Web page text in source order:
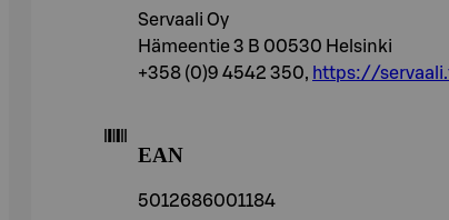
Servaali Oy
Hämeentie 3 B 00530 Helsinki
+358 (0)9 4542 350, https://
EAN
5012686001184